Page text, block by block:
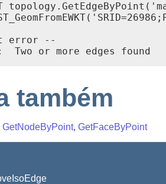
error --
Two or more edges found
também
GetNodeByPoint, GetFaceByPoint